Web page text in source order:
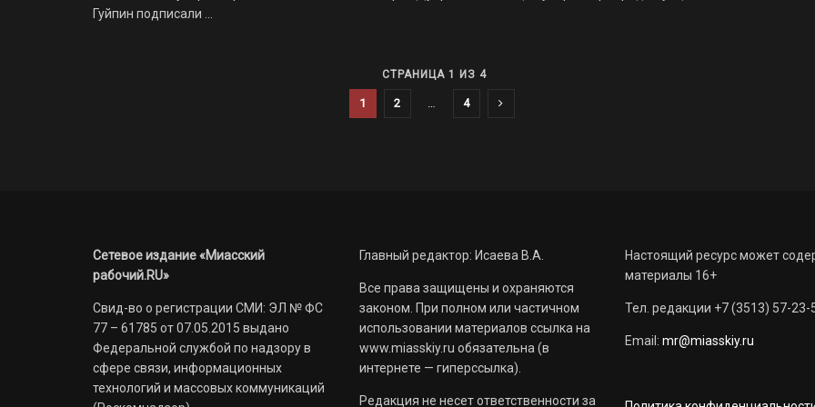
Гуйпин подписали ...
СТРАНИЦА 1 ИЗ 4
1 2 4
Сетевое издание «Миасский
рабочий.RU»
Свид-во о регистрации СМИ: ЭЛ № ФС
77 – 61785 от 07.05.2015 выдано
Федеральной службой по надзору в
сфере связи, информационных
технологий и массовых коммуникаций
Главный редактор: Исаева В.А.
Все права защищены и охраняются
законом. При полном или частичном
использовании материалов ссылка на
www.miasskiy.ru обязательна (в
интернете — гиперссылка).
Редакция не несет ответственности за
Настоящий ресурс может
материалы 16+
Тел. редакции +7 (3513) 57-23-
Email: mr@miasskiy.ru